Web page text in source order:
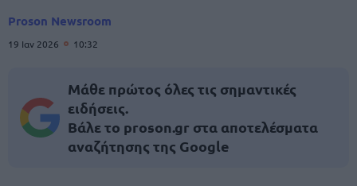
Proson Newsroom
19 Ιαν 2026 10:32
Μάθε πρώτος όλες τις σημαντικές
ειδήσεις.
Βάλε το proson.gr στα αποτελέσματα
αναζήτησης της Google